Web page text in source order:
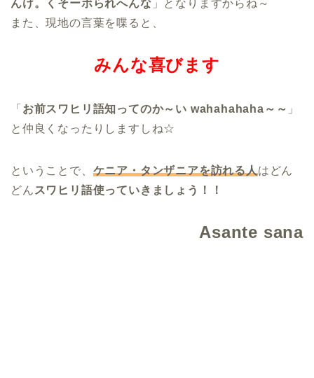
んけ。くそーボられへんな 」となりますからね～
また、現地の言葉を喋ると、
みんな喜びます
「 お前スワヒリ語知ってのか～い wahahahaha～～ 」
と仲良くなったりしますしね☆
ということで、 ケニア・タンザニアを訪れる人はどん
どん スワヒリ語使っていきましょう！！
Asante sana